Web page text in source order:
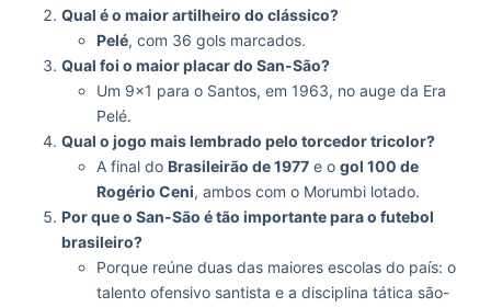
Qual é o maior artilheiro do clássico?
Pelé, com 36 gols marcados.
Qual foi o maior placar do San-São?
Um 9×1 para o Santos, em 1963, no auge da Era
Pelé.
Qual o jogo mais lembrado pelo torcedor tricolor?
A final do Brasileirão de 1977 e o gol 100 de
Rogério Ceni, ambos com o Morumbi lotado.
Por que o San-São é tão importante para o futebol
brasileiro?
Porque reúne duas das maiores escolas do país: o
talento ofensivo santista e a disciplina tática são-